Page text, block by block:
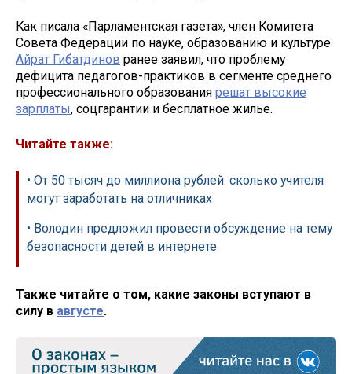
Как писала «Парламентская газета», член Комитета
Совета Федерации по науке, образованию и культуре
Айрат Гибатдинов ранее заявил, что проблему
дефицита педагогов-практиков в сегменте среднего
профессионального образования решат высокие
зарплаты, соцгарантии и бесплатное жилье.
Читайте также:
• От 50 тысяч до миллиона рублей: сколько учителя
могут заработать на отличниках
• Володин предложил провести обсуждение на тему
безопасности детей в интернете
Также читайте о том, какие законы вступают в
силу в августе.